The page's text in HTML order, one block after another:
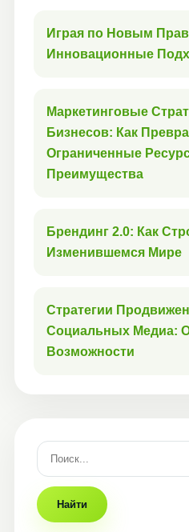
Играя по Новым
Инновационные
Маркетинговые
Бизнесов: Как
Ограниченные
Преимущества
Брендинг 2.0: Как
Изменившемся Мире
Стратегии
Социальных Медиа:
Возможности
Найти